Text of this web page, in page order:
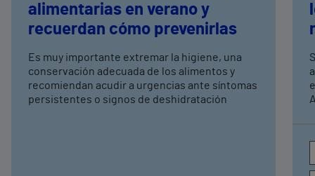
alimentarias en verano y
recuerdan cómo prevenirlas
Es muy importante extremar la higiene, una
conservación adecuada de los alimentos y
recomiendan acudir a urgencias ante síntomas
persistentes o signos de deshidratación